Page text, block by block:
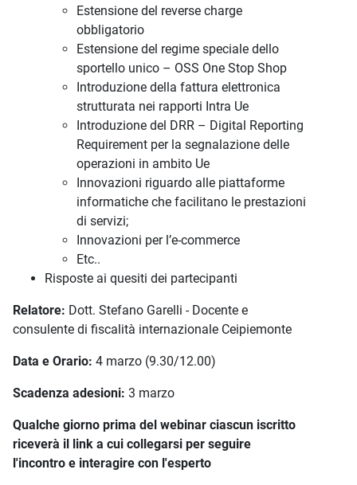
Estensione del reverse charge
obbligatorio
Estensione del regime speciale dello
sportello unico – OSS One Stop Shop
Introduzione della fattura elettronica
strutturata nei rapporti Intra Ue
Introduzione del DRR – Digital Reporting
Requirement per la segnalazione delle
operazioni in ambito Ue
Innovazioni riguardo alle piattaforme
informatiche che facilitano le prestazioni
di servizi;
Innovazioni per l’e-commerce
Etc..
Risposte ai quesiti dei partecipanti
Relatore: Dott. Stefano Garelli - Docente e
consulente di fiscalità internazionale Ceipiemonte
Data e Orario: 4 marzo (9.30/12.00)
Scadenza adesioni: 3 marzo
Qualche giorno prima del webinar ciascun iscritto
riceverà il link a cui collegarsi per seguire
l'incontro e interagire con l'esperto